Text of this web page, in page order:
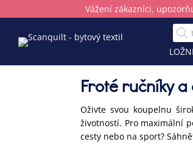
Vážení zákazníci,
Froté ručníky
Oživte svou koupelnu
životností. Pro maximální
cesty nebo na sport?